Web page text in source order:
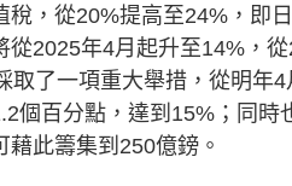
，從20%提高至24%，即
2025年4月起升至14%，
了一項重大舉措，從明年
個百分點，達到15%；同時
此籌集到250億鎊。